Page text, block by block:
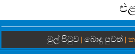
මුල් පිටුව | බොදු පුවත් |